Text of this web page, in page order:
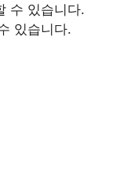
수 있습니다.
있습니다.